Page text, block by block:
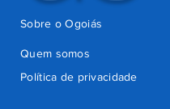
Quem somos
Política de privacidade
Sobre o Ogoiás